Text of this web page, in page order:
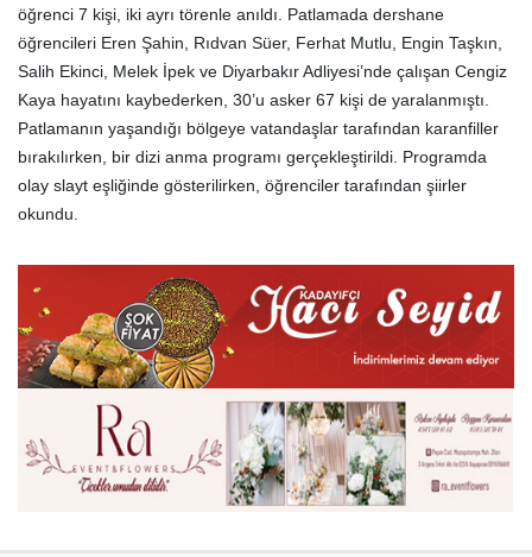
öğrenci 7 kişi, iki ayrı törenle anıldı. Patlamada dershane
öğrencileri Eren Şahin, Rıdvan Süer, Ferhat Mutlu, Engin Taşkın,
Salih Ekinci, Melek İpek ve Diyarbakır Adliyesi’nde çalışan Cengiz
Kaya hayatını kaybederken, 30’u asker 67 kişi de yaralanmıştı.
Patlamanın yaşandığı bölgeye vatandaşlar tarafından karanfiller
bırakılırken, bir dizi anma programı gerçekleştirildi. Programda
olay slayt eşliğinde gösterilirken, öğrenciler tarafından şiirler
okundu.